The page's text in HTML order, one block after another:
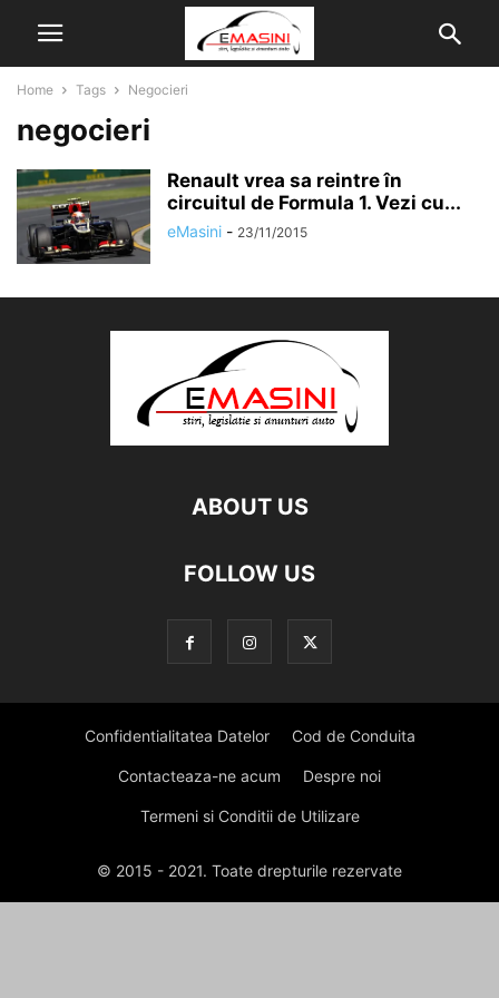
Home Tags Negocieri
negocieri
Renault vrea sa reintre în
circuitul de Formula 1. Vezi cu...
eMasini - 23/11/2015
ABOUT US
FOLLOW US
Confidentialitatea Datelor Cod de Conduita
Contacteaza-ne acum Despre noi
Termeni si Conditii de Utilizare
© 2015 - 2021. Toate drepturile rezervate